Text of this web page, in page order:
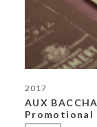
2017
AUX
Promotional